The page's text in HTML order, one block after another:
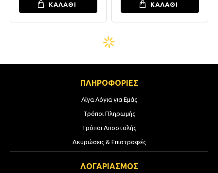
ΚΑΛΑΘΙ ΚΑΛΑΘΙ
ΠΛΗΡΟΦΟΡΙΕΣ
Λίγα Λόγια για Εμάς
Τρόποι Πληρωμής
Τρόποι Αποστολής
Ακυρώσεις & Επιστροφές
ΛΟΓΑΡΙΑΣΜΟΣ